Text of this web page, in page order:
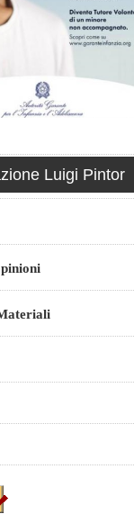
Luigi Pintor